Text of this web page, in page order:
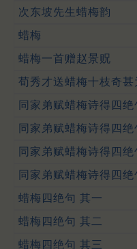
次东坡先生蜡梅韵
蜡梅
蜡梅一首赠赵景贶
荀秀才送蜡梅十枝奇甚
同家弟赋蜡梅诗得四绝
同家弟赋蜡梅诗得四绝
同家弟赋蜡梅诗得四绝
同家弟赋蜡梅诗得四绝
蜡梅四绝句 其一
蜡梅四绝句 其二
蜡梅四绝句 其三